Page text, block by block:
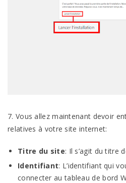
7. Vous allez maintenant devoir
relatives à votre site internet:
Titre du site: Il s’agit du titre
Identifiant: L’identifiant qui
connecter au tableau de bord